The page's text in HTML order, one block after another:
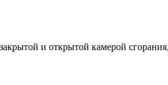
и открытой камерой